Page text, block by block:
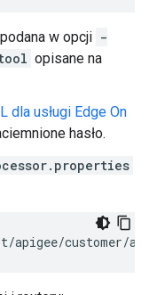
w opcji -
opisane na
dla usługi Edge On
hasło.
apigee/customer/